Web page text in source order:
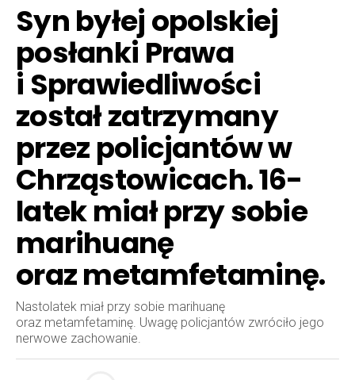
Syn byłej opolskiej
posłanki Prawa
i Sprawiedliwości
został zatrzymany
przez policjantów w
Chrząstowicach. 16-
latek miał przy sobie
marihuanę
oraz metamfetaminę.
Nastolatek miał przy sobie marihuanę
oraz metamfetaminę. Uwagę policjantów zwróciło jego
nerwowe zachowanie.